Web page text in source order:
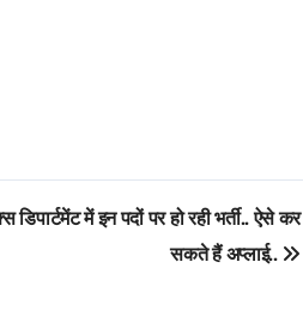
में इन पदों पर हो रही भर्ती.. ऐसे कर
सकते हैं अप्लाई..